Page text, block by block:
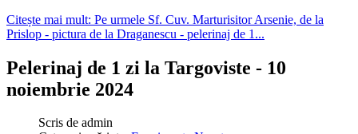
Citește mai mult: Pe urmele Sf. Cuv. Marturisitor Arsenie, de la
Prislop - pictura de la Draganescu - pelerinaj de 1...
Pelerinaj de 1 zi la Targoviste - 10
noiembrie 2024
Scris de admin